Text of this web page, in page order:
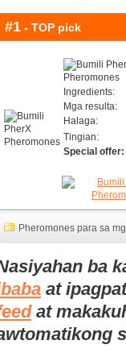
#1 - TOP pick
Ingredients:
Mga resulta:
Halaga:
Tingian:
Special offer:
Pheromones para sa
ba
at
at